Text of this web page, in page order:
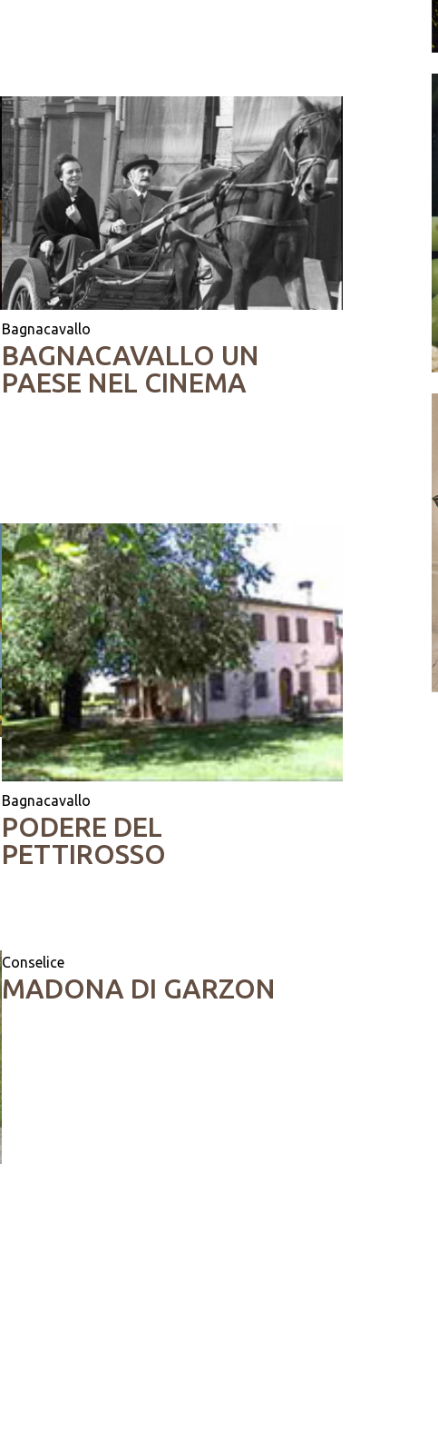
Bagnacavallo
BAGNACAVALLO UN
PAESE NEL CINEMA
Bagnacavallo
PODERE DEL
PETTIROSSO
Conselice
MADONA DI GARZON